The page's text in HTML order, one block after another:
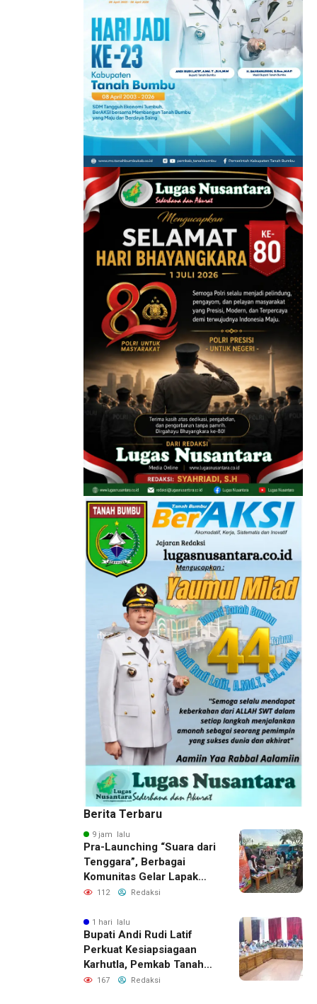
Berita Terbaru
9 jam lalu
Pra-Launching “Suara dari
Tenggara”, Berbagai
Komunitas Gelar Lapak
Baca di Bandara Bersujud
112 Redaksi
1 hari lalu
Bupati Andi Rudi Latif
Perkuat Kesiapsiagaan
Karhutla, Pemkab Tanah
Bumbu Aktifkan Posko
167 Redaksi